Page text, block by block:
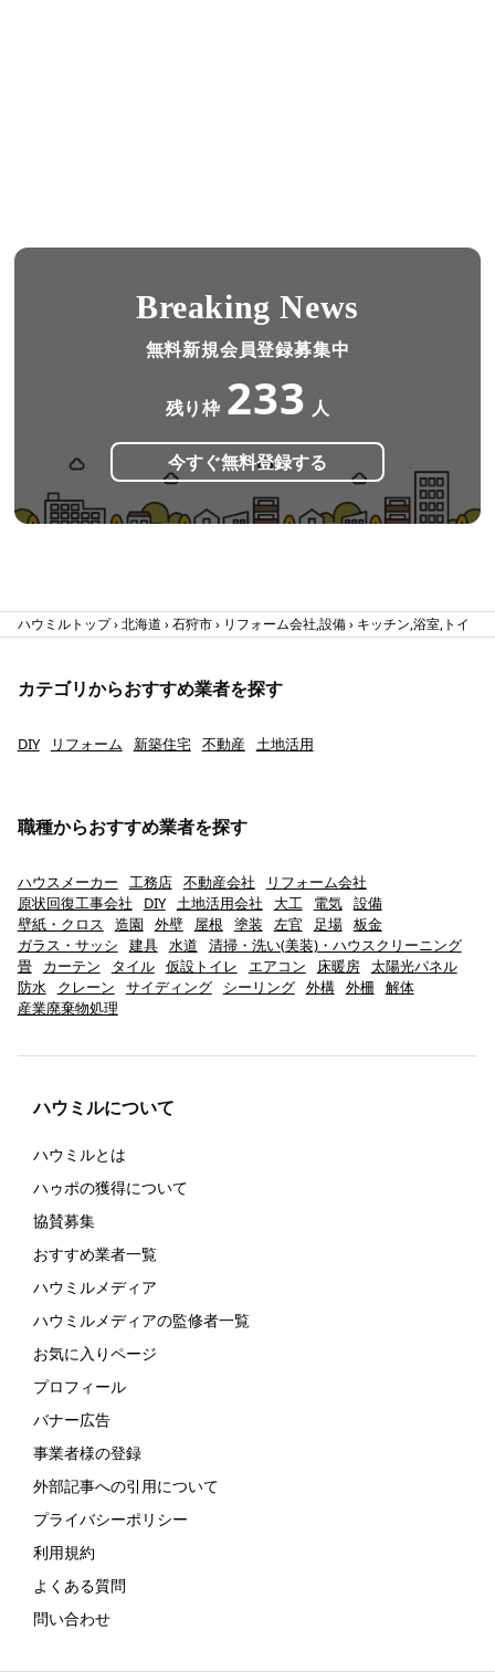
Breaking News
無料新規会員登録募集中
残り枠 233 人
今すぐ無料登録する
ハウミルトップ 北海道 石狩市 リフォーム会社,設備 キッチン,浴室,トイレ,
カテゴリからおすすめ業者を探す
DIY リフォーム 新築住宅 不動産 土地活用
職種からおすすめ業者を探す
ハウスメーカー 工務店 不動産会社
リフォーム会社
原状回復工事会社
DIY 土地活用会社 大工 電気 設備
壁紙・クロス
造園 外壁 屋根 塗装 左官 足場 板金
ガラス・サッシ
建具 水道
清掃・洗い(美装)・ハウスクリーニング
畳
カーテン タイル 仮設トイレ エアコン 床暖房 太陽光パネル
防水
クレーン サイディング シーリング 外構 外柵
解体
産業廃棄物処理
ハウミルについて
ハウミルとは
ハゥポの獲得について
協賛募集
おすすめ業者一覧
ハウミルメディア
ハウミルメディアの監修者一覧
お気に入りページ
プロフィール
バナー広告
事業者様の登録
外部記事への引用について
プライバシーポリシー
利用規約
よくある質問
問い合わせ